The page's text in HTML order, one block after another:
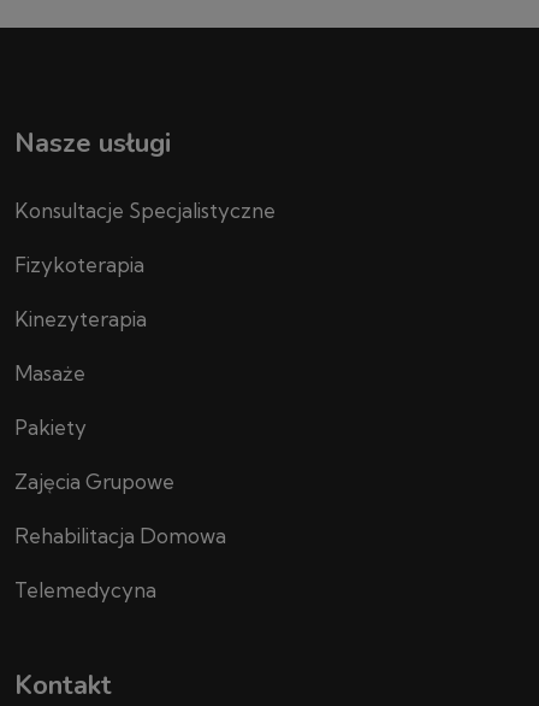
Nasze usługi
Konsultacje Specjalistyczne
Fizykoterapia
Kinezyterapia
Masaże
Pakiety
Zajęcia Grupowe
Rehabilitacja Domowa
Telemedycyna
Kontakt